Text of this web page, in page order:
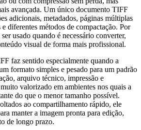
avançada. Um único documento TIFF
adicionais, metadados, páginas múltiplas
diferentes métodos de compactação. Por
usado quando é necessário converter,
visual de forma mais profissional.
faz sentido especialmente quando a
formato simples e pesado para um padrão
arquivo técnico, impressão e
valorizado em ambientes nos quais a
do que o menor tamanho possível.
ao compartilhamento rápido, ele
manter a imagem pronta para edição,
de longo prazo.